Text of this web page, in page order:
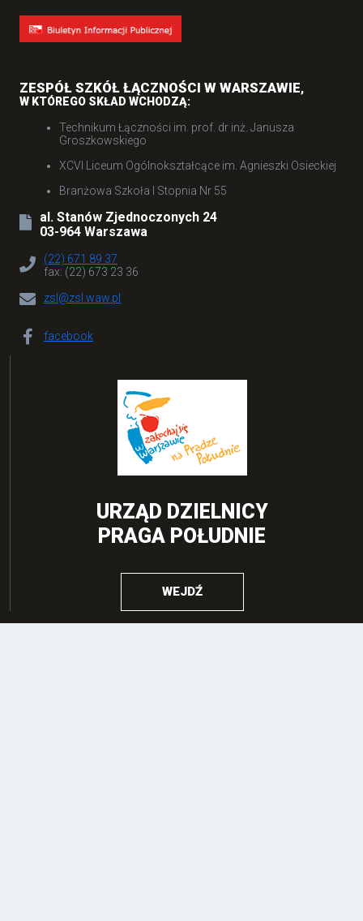
ZESPÓŁ SZKÓŁ ŁĄCZNOŚCI W WARSZAWIE,
W KTÓREGO SKŁAD WCHODZĄ:
Technikum Łączności im. prof. dr inż. Janusza
Groszkowskiego
XCVI Liceum Ogólnokształcące im. Agnieszki Osieckiej
Branżowa Szkoła I Stopnia Nr 55
al. Stanów Zjednoczonych 24
03-964 Warszawa
(22) 671 89 37
fax: (22) 673 23 36
zsl@zsl.waw.pl
facebook
URZĄD DZIELNICY
PRAGA POŁUDNIE
WEJDŹ